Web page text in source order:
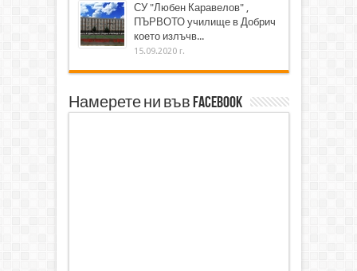
СУ "Любен Каравелов" ,
ПЪРВОТО училище в Добрич
което излъчв...
15.09.2020 г.
Намерете ни във Facebook